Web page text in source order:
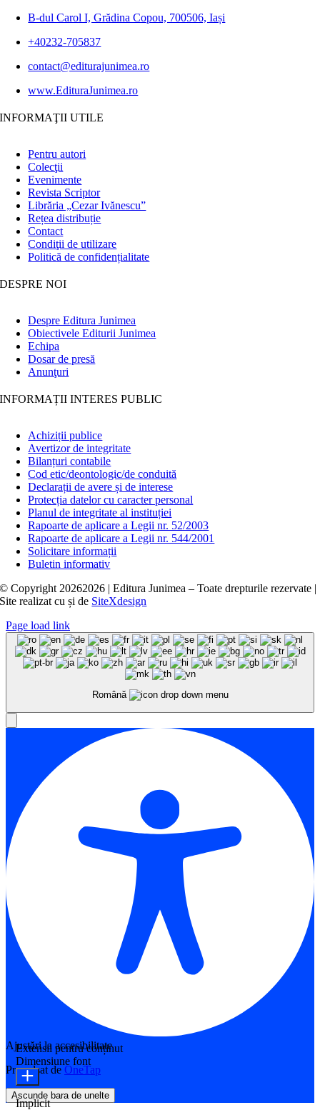
B-dul Carol I, Grădina Copou, 700506, Iași
+40232-705837
contact@editurajunimea.ro
www.EdituraJunimea.ro
INFORMAŢII UTILE
Pentru autori
Colecţii
Evenimente
Revista Scriptor
Librăria „Cezar Ivănescu”
Rețea distribuție
Contact
Condiţii de utilizare
Politică de confidențialitate
DESPRE NOI
Despre Editura Junimea
Obiectivele Editurii Junimea
Echipa
Dosar de presă
Anunţuri
INFORMAȚII INTERES PUBLIC
Achiziții publice
Avertizor de integritate
Bilanțuri contabile
Cod etic/deontologic/de conduită
Declarații de avere și de interese
Protecția datelor cu caracter personal
Planul de integritate al instituției
Rapoarte de aplicare a Legii nr. 52/2003
Rapoarte de aplicare a Legii nr. 544/2001
Solicitare informații
Buletin informativ
© Copyright 20262026 | Editura Junimea – Toate drepturile rezervate |
Site realizat cușide SiteXdesign
Page load link
Română
Ajustări la accesibilitate
Propulsat de OneTap
Ascunde bara de unelte
Extensii pentru conținut
Dimensiune font
Implicit